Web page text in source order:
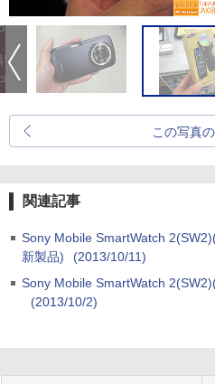
この写真
関連記事
Sony Mobile SmartWatch
新製品)
(2013/10/11)
Sony Mobile SmartWatch
(2013/10/2)